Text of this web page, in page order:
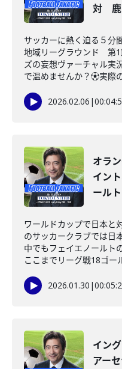
対 鹿
サッカーに熱く迫る５分
地域リーグラウンド 第
ズの妄想ヴァーチャル実
で温めませんか？⚽️実際
2026.02.06 |
オラ
イン
ールト
ワールドカップで日本と
のサッカークラブでは日
中でもフェイエノールト
ここまでリーグ戦18ゴー
2026.01.30 |
イン
アー